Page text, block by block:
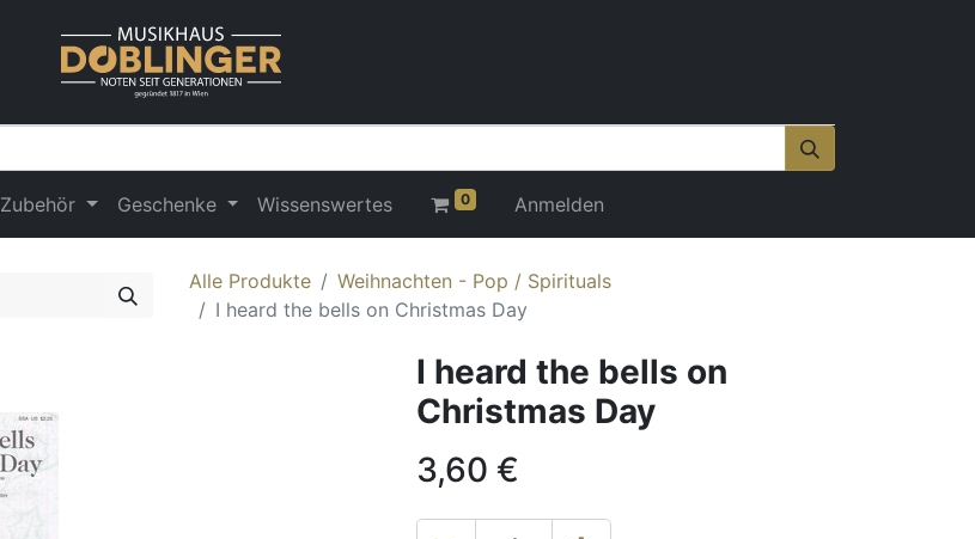
Zubehör Geschenke Wissenswertes 0 Anmelden
Alle Produkte
Weihnachten - Pop / Spirituals
I heard the bells on Christmas Day
I heard the bells on
Christmas Day
3,60 €